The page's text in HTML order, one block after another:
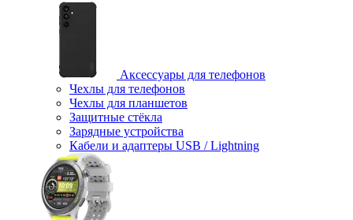
Аксессуары для телефонов
Чехлы для телефонов
Чехлы для планшетов
Защитные стёкла
Зарядные устройства
Кабели и адаптеры USB / Lightning